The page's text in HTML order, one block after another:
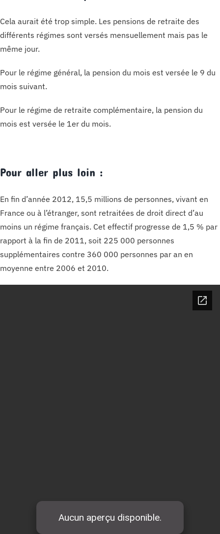
Cela aurait été trop simple. Les pensions de retraite des
différents régimes sont versés mensuellement mais pas le
même jour.
Pour le régime général, la pension du mois est versée le 9 du
mois suivant.
Pour le régime de retraite complémentaire, la pension du
mois est versée le 1er du mois.
Pour aller plus loin :
En fin d’année 2012, 15,5 millions de personnes, vivant en
France ou à l’étranger, sont retraitées de droit direct d’au
moins un régime français. Cet effectif progresse de 1,5 % par
rapport à la fin de 2011, soit 225 000 personnes
supplémentaires contre 360 000 personnes par an en
moyenne entre 2006 et 2010.